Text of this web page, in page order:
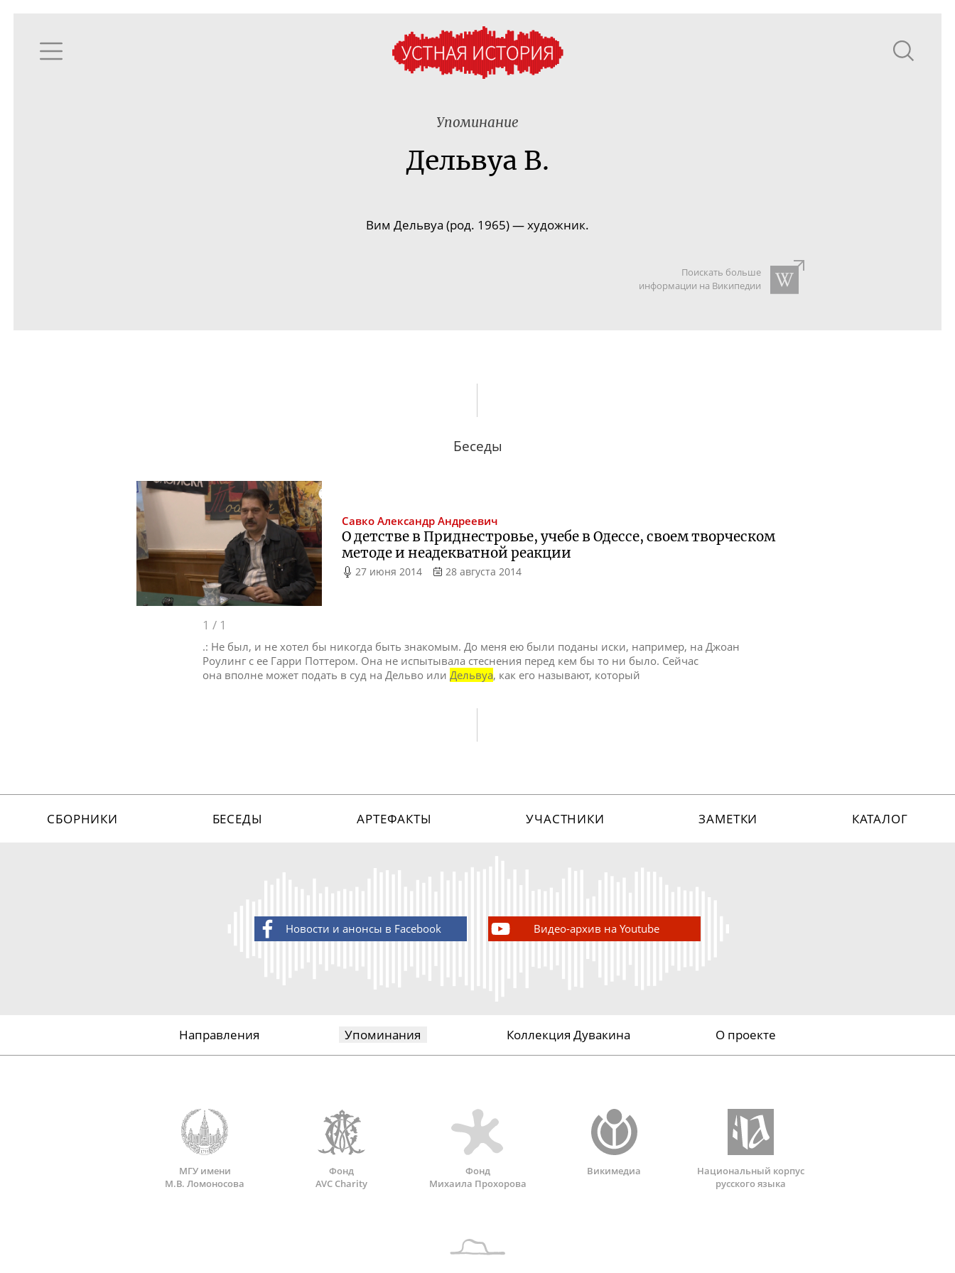
Упоминание
Дельвуа В.
Вим Дельвуа (род. 1965)—художник.
Поискать больше
информации на Википедии
Беседы
Савко Александр Андреевич
О детстве в Приднестровье, учебе в Одессе, своем творческом
методе и неадекватной реакции
27 июня 2014 28 августа 2014
1 / 1
.: Не был, и не хотел бы никогда быть знакомым. До меня ею были поданы иски, например, на Джоан
Роулинг с ее Гарри Поттером. Она не испытывала стеснения перед кем бы то ни было. Сейчас
она вполне может подать в суд на Дельво или Дельвуа, как его называют, который
СБОРНИКИ БЕСЕДЫ АРТЕФАКТЫ УЧАСТНИКИ ЗАМЕТКИ КАТАЛОГ
Новости и анонсы в Facebook Видео-архив на Youtube
Направления Упоминания Коллекция Дувакина О проекте
МГУ имени
М.В. Ломоносова
Фонд
AVC Charity
Фонд
Михаила Прохорова
Викимедиа
Национальный корпус
русского языка